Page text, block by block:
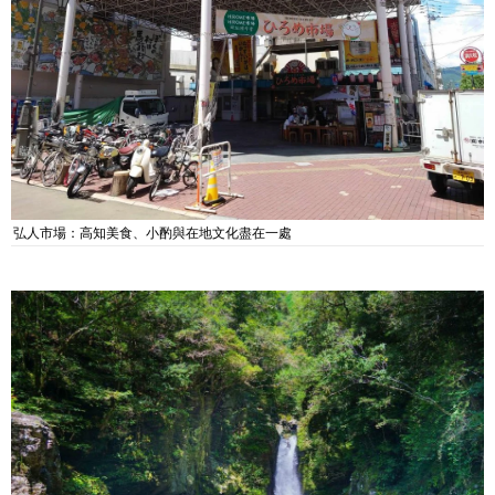
弘人市場：高知美食、小酌與在地文化盡在一處